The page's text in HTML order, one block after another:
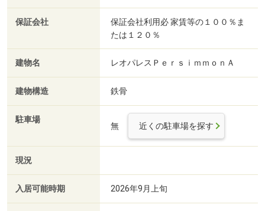
保証会社
保証会社利用必 家賃等の１００％ま
たは１２０％
建物名 レオパレスＰｅｒｓｉｍｍｏｎＡ
建物構造 鉄骨
駐車場
無 近くの駐車場を探す
現況
入居可能時期 2026年9月上旬